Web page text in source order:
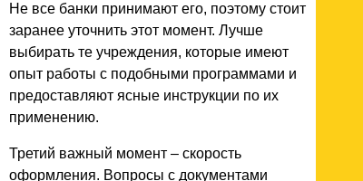
Не все банки принимают его, поэтому стоит
заранее уточнить этот момент. Лучше
выбирать те учреждения, которые имеют
опыт работы с подобными программами и
предоставляют ясные инструкции по их
применению.
Третий важный момент – скорость
оформления. Вопросы с документами